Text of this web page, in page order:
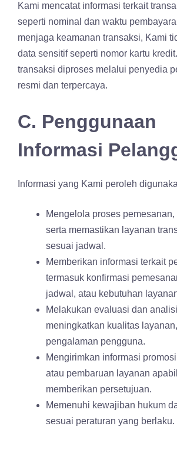
Kami mencatat informasi terkait
seperti nominal dan waktu
menjaga keamanan transaksi, Kami
data sensitif seperti nomor kartu
transaksi diproses melalui penyedia
resmi dan terpercaya.
C. Penggunaan
Informasi
Informasi yang Kami peroleh
Mengelola proses
serta memastikan layanan
sesuai jadwal.
Memberikan informasi terkait
termasuk konfirmasi
jadwal, atau kebutuhan
Melakukan evaluasi dan
meningkatkan kualitas
pengalaman pengguna.
Mengirimkan informasi
atau pembaruan layanan
memberikan persetujuan.
Memenuhi kewajiban hukum
sesuai peraturan yang berlaku.